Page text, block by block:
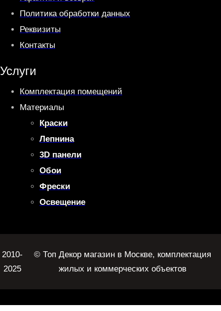
Политика обработки данных
Реквизиты
Контакты
Услуги
Комплектация помещений
Материалы
Краски
Лепнина
3D панели
Обои
Фрески
Освещение
2010-
2025
© Топ Декор магазин в Москве, комплектация
жилых и коммерческих объектов